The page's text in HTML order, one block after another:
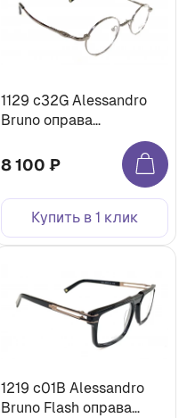
1129 c32G Alessandro
Bruno оправа
8 100 ₽
Купить в 1 клик
1219 c01B Alessandro
Bruno Flash оправа